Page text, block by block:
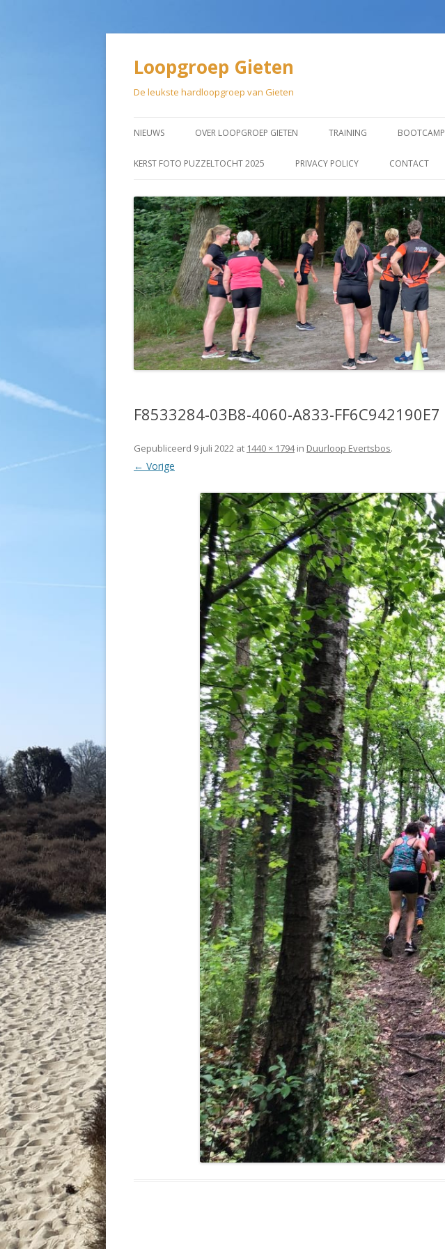
Loopgroep Gieten
De leukste hardloopgroep van Gieten
NIEUWS OVER LOOPGROEP GIETEN
LIDMAATSCHAP
TRAINING
TRAINING VOOR BEGINNERS
BOOTCAMP
KERST FOTO PUZZELTOCHT 2025 PRIVACY POLICY CONTACT
F8533284-03B8-4060-A833-FF6C942190E7
Gepubliceerd 9 juli 2022 at 1440 × 1794in Duurloop Evertsbos.
← Vorige